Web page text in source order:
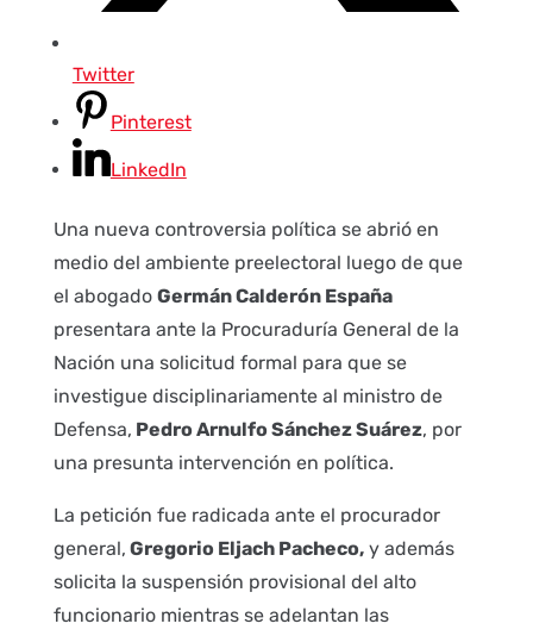
Twitter
Pinterest
LinkedIn
Una nueva controversia política se abrió en
medio del ambiente preelectoral luego de que
el abogado Germán Calderón España
presentara ante la Procuraduría General de la
Nación una solicitud formal para que se
investigue disciplinariamente al ministro de
Defensa, Pedro Arnulfo Sánchez Suárez, por
una presunta intervención en política.
La petición fue radicada ante el procurador
general, Gregorio Eljach Pacheco,y además
solicita la suspensión provisional del alto
funcionario mientras se adelantan las